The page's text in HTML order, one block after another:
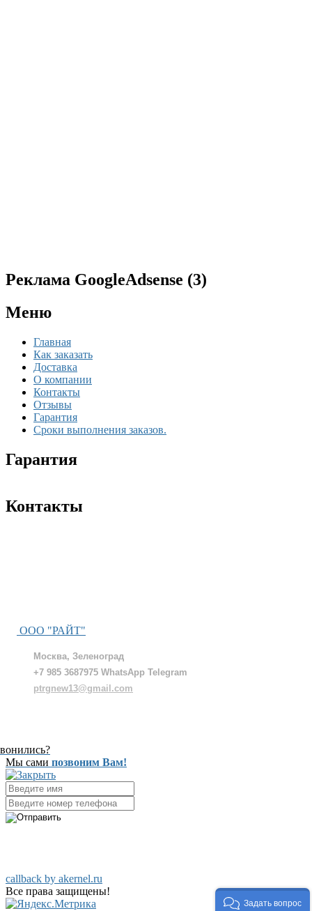
Реклама GoogleAdsense (3)
Меню
Главная
Как заказать
Доставка
О компании
Контакты
Отзывы
Гарантия
Сроки выполнения заказов.
Гарантия
Контакты
ООО "РАЙТ"
Москва, Зеленоград
+7 985 3687975 WhatsApp Telegram
ptrgnew13@gmail.com
Мы сами позвоним Вам!
callback by akernel.ru
Все права защищены!
Задать вопрос